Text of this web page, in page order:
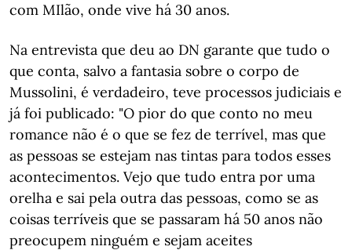
com MIlão, onde vive há 30 anos.
Na entrevista que deu ao DN garante que tudo o
que conta, salvo a fantasia sobre o corpo de
Mussolini, é verdadeiro, teve processos judiciais e
já foi publicado: "O pior do que conto no meu
romance não é o que se fez de terrível, mas que
as pessoas se estejam nas tintas para todos esses
acontecimentos. Vejo que tudo entra por uma
orelha e sai pela outra das pessoas, como se as
coisas terríveis que se passaram há 50 anos não
preocupem ninguém e sejam aceites